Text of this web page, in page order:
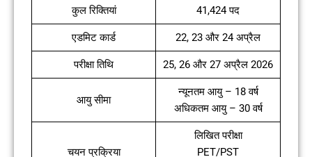
कुल रिक्तियां 41,424 पद
एडमिट कार्ड 22, 23 और 24 अप्रैल
परीक्षा तिथि 25, 26 और 27 अप्रैल 2026
आयु सीमा
न्यूनतम आयु – 18 वर्ष
अधिकतम आयु – 30 वर्ष
चयन प्रक्रिया
लिखित परीक्षा
PET/PST